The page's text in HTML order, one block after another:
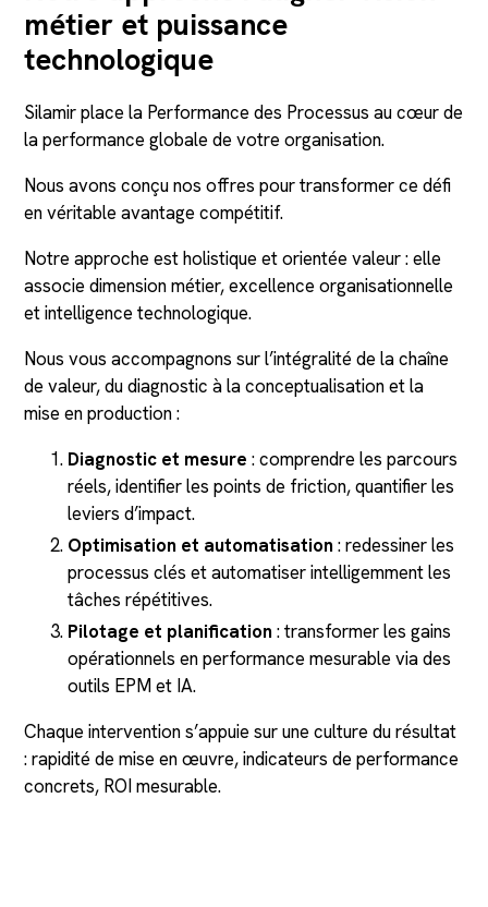
métier et puissance
technologique
Silamir place la Performance des Processus au cœur de
la performance globale de votre organisation.
Nous avons conçu nos offres pour transformer ce défi
en véritable avantage compétitif.
Notre approche est holistique et orientée valeur : elle
associe dimension métier, excellence organisationnelle
et intelligence technologique.
Nous vous accompagnons sur l’intégralité de la chaîne
de valeur, du diagnostic à la conceptualisation et la
mise en production :
Diagnostic et mesure : comprendre les parcours
réels, identifier les points de friction, quantifier les
leviers d’impact.
Optimisation et automatisation : redessiner les
processus clés et automatiser intelligemment les
tâches répétitives.
Pilotage et planification : transformer les gains
opérationnels en performance mesurable via des
outils EPM et IA.
Chaque intervention s’appuie sur une culture du résultat
: rapidité de mise en œuvre, indicateurs de performance
concrets, ROI mesurable.